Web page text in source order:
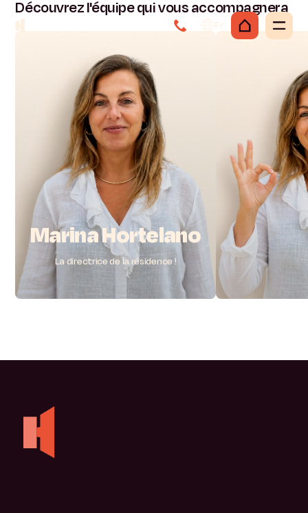
Fr
Découvrezl'équipequivousaccompagnera
MarinaHortelano
La directrice de la résidence !